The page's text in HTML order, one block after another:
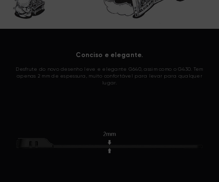
Conciso e elegante.
Desfrute do novo desenho leve e elegante G640, assim como o G430. Tem
apenas 2 mm de espessura, muito confortável para levar para qualquer
lugar.